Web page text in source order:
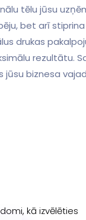
tēlu jūsu
bet arī
⁤drukas
rezultātu.‍
jūsu ‌biznesa